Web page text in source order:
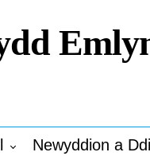
Newyddion a